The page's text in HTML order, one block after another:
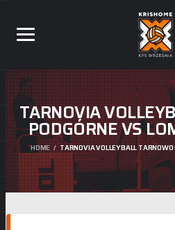
TARNOVIA
PODGÓRNE VS
HOME TARNOVIA VOLLEYBALL